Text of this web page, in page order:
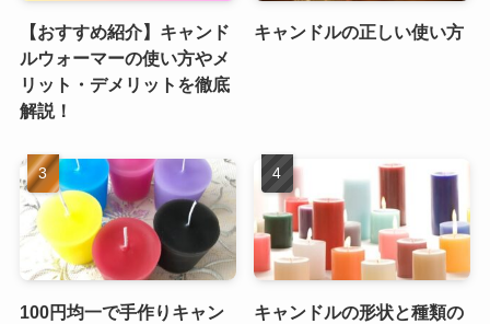
【おすすめ紹介】キャンド
ルウォーマーの使い方やメ
リット・デメリットを徹底
解説！
キャンドルの正しい使い方
100円均一で手作りキャン
キャンドルの形状と種類の